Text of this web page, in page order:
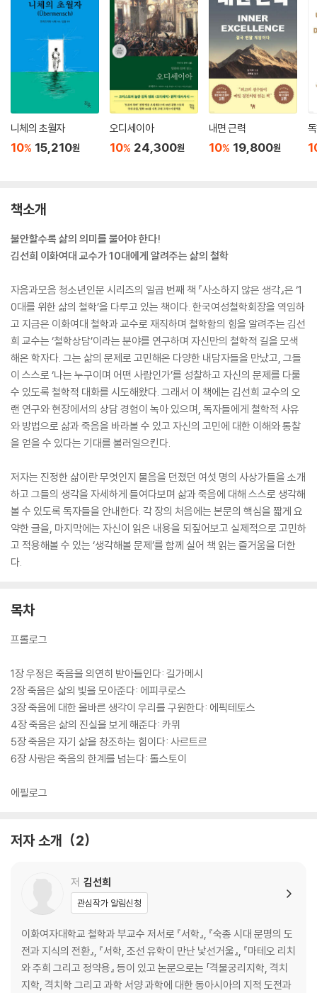
니체의 초월자
10% 15,210원
오디세이아
10% 24,300원
내면 근력
10% 19,800원
책소개
불안할수록 삶의 의미를 물어야 한다!
김선희 이화여대 교수가 10대에게 알려주는 삶의 철학
자음과모음 청소년인문 시리즈의 일곱 번째 책 『사소하지 않은 생각』은 ‘1
0대를 위한 삶의 철학’을 다루고 있는 책이다. 한국여성철학회장을 역임하
고 지금은 이화여대 철학과 교수로 재직하며 철학함의 힘을 알려주는 김선
희 교수는 ‘철학상담’이라는 분야를 연구하며 자신만의 철학적 길을 모색
해온 학자다. 그는 삶의 문제로 고민해온 다양한 내담자들을 만났고, 그들
이 스스로 ‘나는 누구이며 어떤 사람인가’를 성찰하고 자신의 문제를 다룰
수 있도록 철학적 대화를 시도해왔다. 그래서 이 책에는 김선희 교수의 오
랜 연구와 현장에서의 상담 경험이 녹아 있으며, 독자들에게 철학적 사유
와 방법으로 삶과 죽음을 바라볼 수 있고 자신의 고민에 대한 이해와 통찰
을 얻을 수 있다는 기대를 불러일으킨다.
저자는 진정한 삶이란 무엇인지 물음을 던졌던 여섯 명의 사상가들을 소개
하고 그들의 생각을 자세하게 들여다보며 삶과 죽음에 대해 스스로 생각해
볼 수 있도록 독자들을 안내한다. 각 장의 처음에는 본문의 핵심을 짧게 요
약한 글을, 마지막에는 자신이 읽은 내용을 되짚어보고 실제적으로 고민하
고 적용해볼 수 있는 ‘생각해볼 문제’를 함께 실어 책 읽는 즐거움을 더한
다.
목차
프롤로그
1장 우정은 죽음을 의연히 받아들인다: 길가메시
2장 죽음은 삶의 빛을 모아준다: 에피쿠로스
3장 죽음에 대한 올바른 생각이 우리를 구원한다: 에픽테토스
4장 죽음은 삶의 진실을 보게 해준다: 카뮈
5장 죽음은 자기 삶을 창조하는 힘이다: 사르트르
6장 사랑은 죽음의 한계를 넘는다: 톨스토이
에필로그
저자 소개 2
저 김선희
관심작가 알림신청
이화여자대학교 철학과 부교수 저서로 『서학』, 『숙종 시대 문명의 도
전과 지식의 전환』, 『서학, 조선 유학이 만난 낯선거울』, 『마테오 리치
와 주희 그리고 정약용』 등이 있고 논문으로는 「격물궁리지학, 격치
지학, 격치학 그리고 과학 서양 과학에 대한 동아시아의 지적 도전과